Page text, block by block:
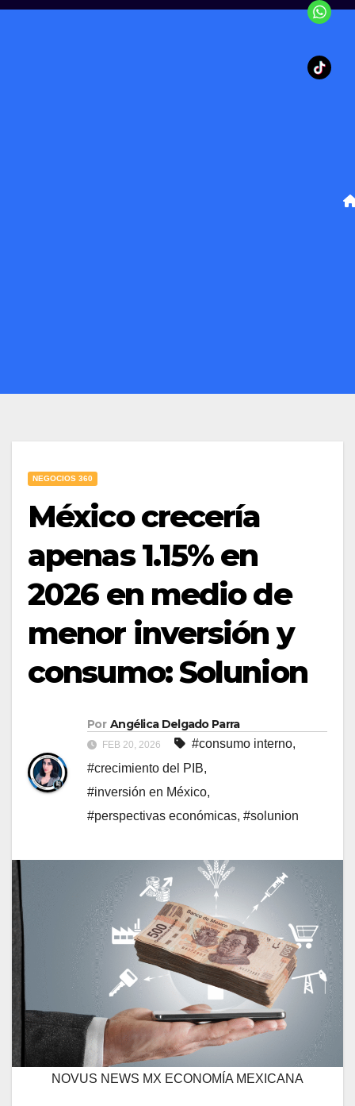
NEGOCIOS 360
México crecería
apenas 1.15% en
2026 en medio de
menor inversión y
consumo: Solunion
Por Angélica Delgado Parra
FEB 20, 2026 #consumo interno,
#crecimiento del PIB,
#inversión en México,
#perspectivas económicas, #solunion
NOVUS NEWS MX ECONOMÍA MEXICANA